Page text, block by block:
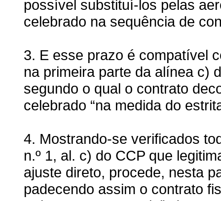
possível substituí-los pelas
celebrado na sequência de
3. E esse prazo é compatível
na primeira parte da alínea c)
segundo o qual o contrato
celebrado “na medida do
4. Mostrando-se verificados
n.º 1, al. c) do CCP que
ajuste direto, procede, nesta
padecendo assim o contrato